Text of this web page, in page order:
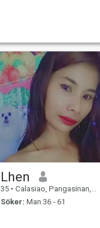
Lhen
35 • Calasiao, Pangasinan, Filippinerna
Söker: Man 36 - 61